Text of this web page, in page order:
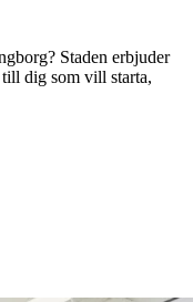
Staden erbjuder
dig som vill starta,